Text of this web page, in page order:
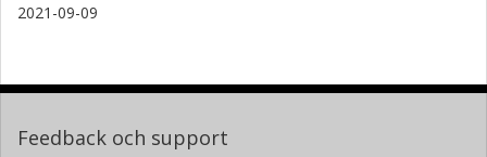
2021-09-09
Feedback och support